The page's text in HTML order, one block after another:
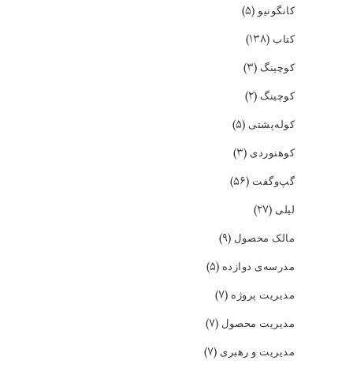
کانگونیو(۵)
کتاب (۱۳۸)
کوچینگ (۳)
کوچینگ (۲)
کوله‌پشتی (۵)
کوهنوردی (۳)
گپ‌و‌گفت (۵۶)
لیلی (۲۷)
مالک محصول (۹)
مدرسه‌ی دوازده (۵)
مدیریت پروژه (۷)
مدیریت محصول (۷)
مدیریت و رهبری (۷)